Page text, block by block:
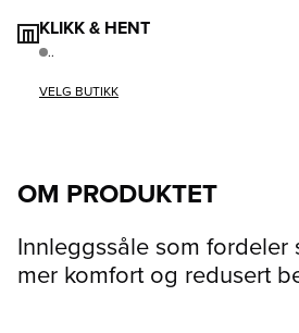
KLIKK & HENT
..
VELG BUTIKK
OM PRODUKTET
Innleggssåle som
mer komfort og redusert